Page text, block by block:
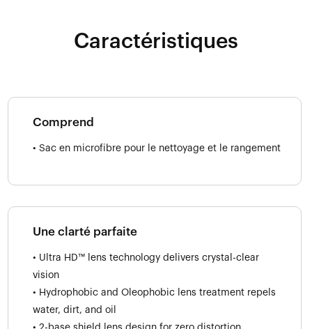
Caractéristiques
Comprend
• Sac en microfibre pour le nettoyage et le rangement
Une clarté parfaite
• Ultra HD™ lens technology delivers crystal-clear
vision
• Hydrophobic and Oleophobic lens treatment repels
water, dirt, and oil